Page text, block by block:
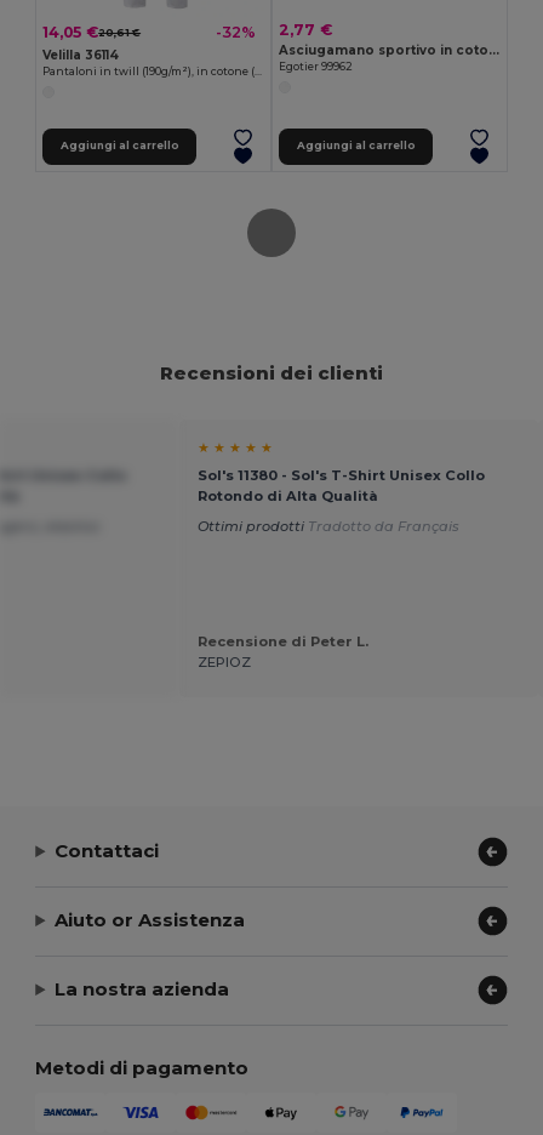
14,05 €20,61 € -32%
Velilla 36114
Aggiungi al carrello
2,77 €
Asciugamano sportivo in cotone (380 g/m²)
Egotier 99962
Aggiungi al carrello
Recensioni dei clienti
★ ★ ★ ★ ★
Sol's 11380 - Sol's T-Shirt Unisex Collo
Rotondo di Alta Qualità
Ottimi prodotti Tradotto da Français
Recensione di Peter L.
ZEPIOZ
Contattaci
Aiuto or Assistenza
La nostra azienda
Metodi di pagamento